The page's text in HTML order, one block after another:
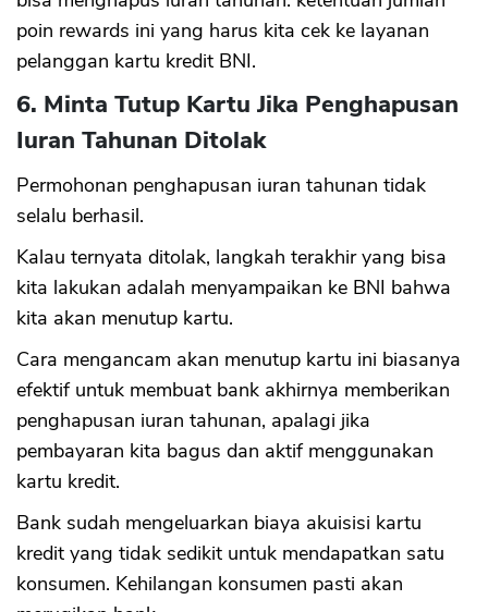
poin rewards ini yang harus kita cek ke layanan
pelanggan kartu kredit BNI.
6. Minta Tutup Kartu Jika Penghapusan
Iuran Tahunan Ditolak
Permohonan penghapusan iuran tahunan tidak
selalu berhasil.
Kalau ternyata ditolak, langkah terakhir yang bisa
kita lakukan adalah menyampaikan ke BNI bahwa
kita akan menutup kartu.
Cara mengancam akan menutup kartu ini biasanya
efektif untuk membuat bank akhirnya memberikan
penghapusan iuran tahunan, apalagi jika
pembayaran kita bagus dan aktif menggunakan
kartu kredit.
Bank sudah mengeluarkan biaya akuisisi kartu
kredit yang tidak sedikit untuk mendapatkan satu
konsumen. Kehilangan konsumen pasti akan